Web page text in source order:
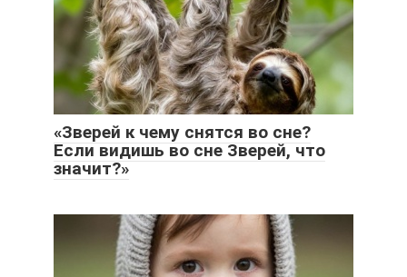
«Зверей к чему снятся во сне?
Если видишь во сне Зверей, что
значит?»